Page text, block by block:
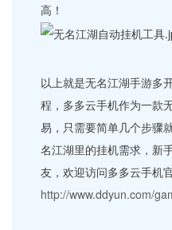
高！
以上就是无名江湖手游多
程，多多云手机作为一款
易，只需要简单几个步骤
名江湖里的挂机需求，新
友，欢迎访问多多云手机
http://www.ddyun.com/